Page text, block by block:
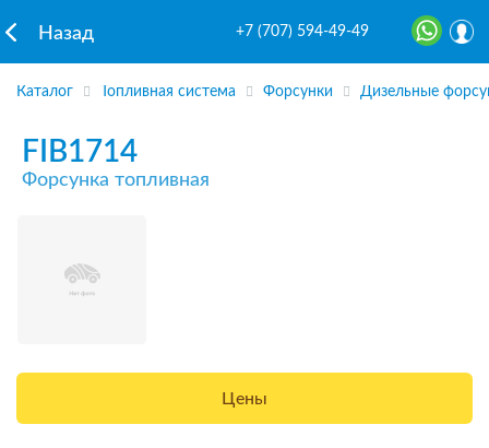
Назад +7 (707) 594-49-49
Каталог Топливная система Форсунки Дизельные
FIB1714
Форсунка топливная
Цены